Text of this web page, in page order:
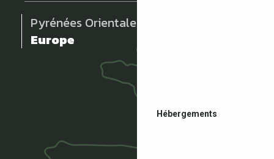
Hébergements
Pyrénées Orientales
Europe